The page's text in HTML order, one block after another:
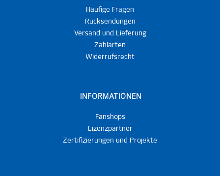
Häufige Fragen
Rücksendungen
Versand und Lieferung
Zahlarten
Widerrufsrecht
INFORMATIONEN
Fanshops
Lizenzpartner
Zertifizierungen und Projekte